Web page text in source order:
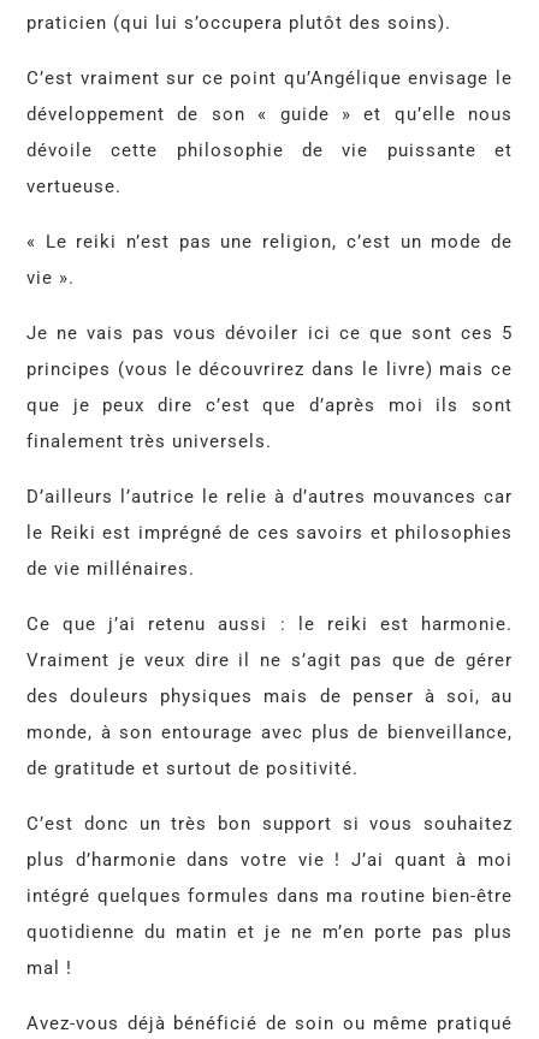
praticien (qui lui s’occupera plutôt des soins).
C’est vraiment sur ce point qu’Angélique envisage le
développement de son « guide » et qu’elle nous
dévoile cette philosophie de vie puissante et
vertueuse.
« Le reiki n’est pas une religion, c’est un mode de
vie ».
Je ne vais pas vous dévoiler ici ce que sont ces 5
principes (vous le découvrirez dans le livre) mais ce
que je peux dire c’est que d’après moi ils sont
finalement très universels.
D’ailleurs l’autrice le relie à d’autres mouvances car
le Reiki est imprégné de ces savoirs et philosophies
de vie millénaires.
Ce que j’ai retenu aussi : le reiki est harmonie.
Vraiment je veux dire il ne s’agit pas que de gérer
des douleurs physiques mais de penser à soi, au
monde, à son entourage avec plus de bienveillance,
de gratitude et surtout de positivité.
C’est donc un très bon support si vous souhaitez
plus d’harmonie dans votre vie ! J’ai quant à moi
intégré quelques formules dans ma routine bien-être
quotidienne du matin et je ne m’en porte pas plus
mal !
Avez-vous déjà bénéficié de soin ou même pratiqué